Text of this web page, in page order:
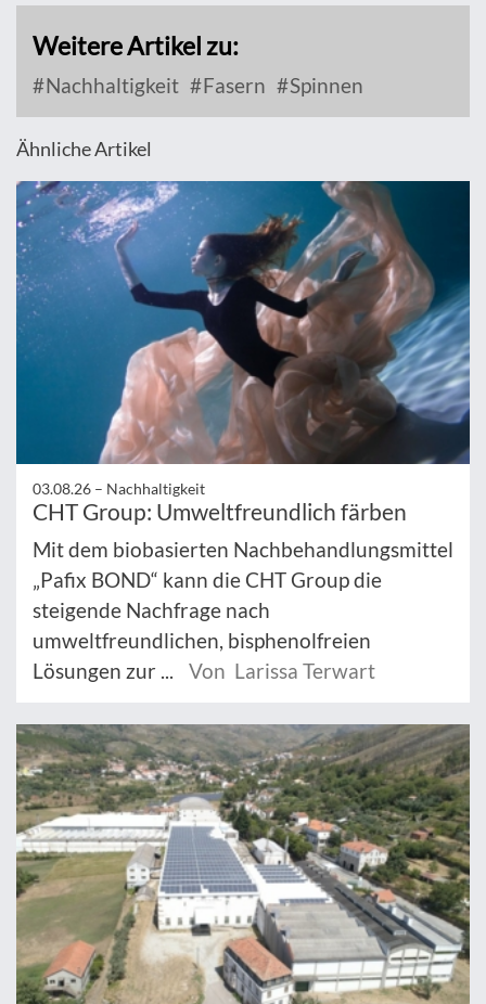
Weitere Artikel zu:
Nachhaltigkeit Fasern Spinnen
Ähnliche Artikel
03.08.26 – Nachhaltigkeit
CHT Group: Umweltfreundlich färben
Mit dem biobasierten Nachbehandlungsmittel
„Pafix BOND“ kann die CHT Group die
steigende Nachfrage nach
umweltfreundlichen, bisphenolfreien
Lösungen zur ...
Von Larissa Terwart